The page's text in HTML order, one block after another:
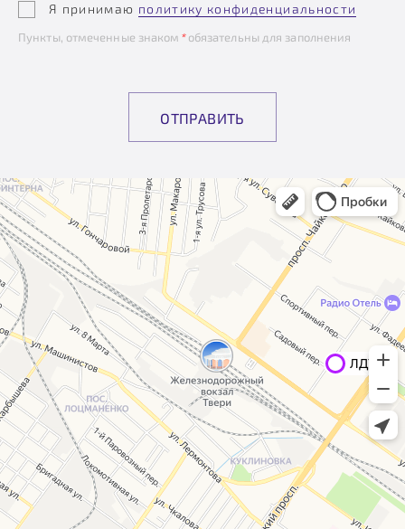
Я принимаю политику конфиденциальности
Пункты, отмеченные знаком *обязательны для заполнения
ОТПРАВИТЬ